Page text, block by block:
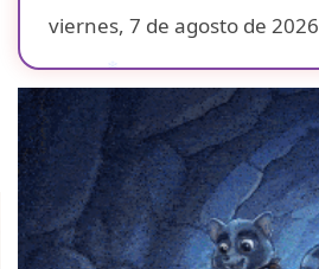
viernes, 7 de agosto de 2026
❄
❄
❄
❄
❄
❄
❄
❄
❄